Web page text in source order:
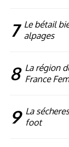
7 Le bétail
alpages
8 La région
France
9 La
foot